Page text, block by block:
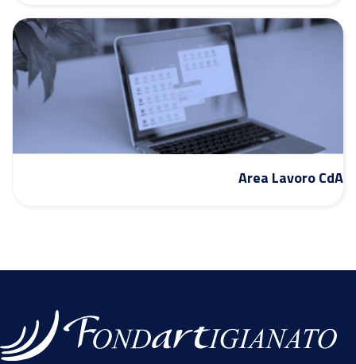
Area Lavoro CdA